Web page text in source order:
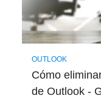
OUTLOOK
Cómo
de Outlook -